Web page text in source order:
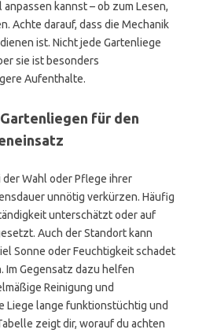
kannst – ob zum Lesen,
Achte darauf, dass die Mechanik
ist. Nicht jede Gartenliege
sie ist besonders
Aufenthalte.
Gartenliegen für den
Wahl oder Pflege ihrer
unnötig verkürzen. Häufig
unterschätzt oder auf
Auch der Standort kann
Sonne oder Feuchtigkeit schadet
Im Gegensatz dazu helfen
Reinigung und
Liege lange funktionstüchtig und
zeigt dir, worauf du achten